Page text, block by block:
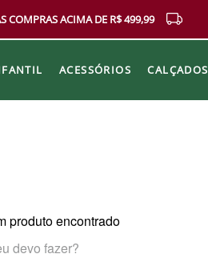
COMPRAS ACIMA DE R$ 499,99
ACESSÓRIOS CALÇADOS
produto encontrado
devo fazer?